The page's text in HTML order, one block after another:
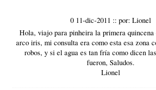
0 11-dic-2011 :: por: Lionel
Hola, viajo para pinheira la primera
arco iris, mi consulta era como esta esa zona
robos, y si el agua es tan fría como dicen
fueron, Saludos.
Lionel